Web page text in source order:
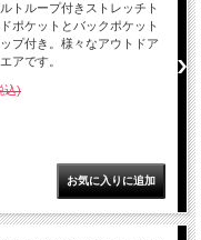
トループ付きストレッチト
ポケットとバックポケット
プ付き。様々なアウトドア
アです。
込)